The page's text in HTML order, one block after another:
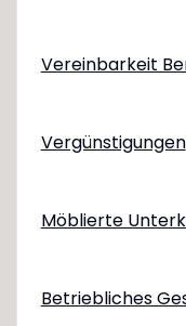
Vereinbarkeit
Vergünstigungen
Möblierte
Betriebliches